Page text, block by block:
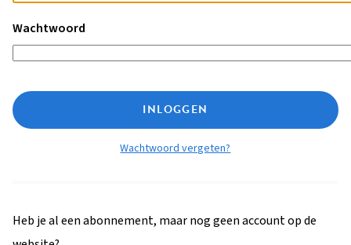
Wachtwoord
INLOGGEN
Wachtwoord vergeten?
Heb je al een abonnement, maar nog geen account op de